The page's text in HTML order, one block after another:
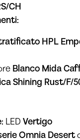
CH
HPL
Blanco Mida
Shining Rust/F/
LED Vertigo
Omnia Desert